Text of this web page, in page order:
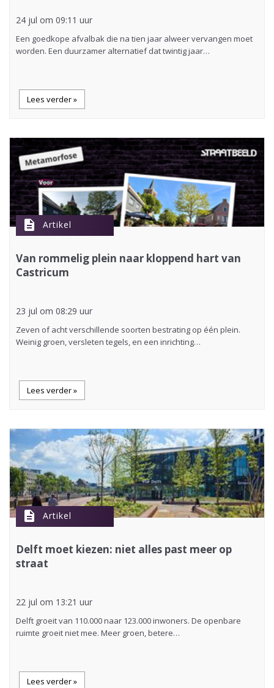
24 jul om 09:11 uur
Een goedkope afvalbak die na tien jaar alweer vervangen moet
worden. Een duurzamer alternatief dat twintig jaar…
Lees verder »
description Artikel
Van rommelig plein naar kloppend hart van
Castricum
23 jul om 08:29 uur
Zeven of acht verschillende soorten bestrating op één plein.
Weinig groen, versleten tegels, en een inrichting…
Lees verder »
description Artikel
Delft moet kiezen: niet alles past meer op
straat
22 jul om 13:21 uur
Delft groeit van 110.000 naar 123.000 inwoners. De openbare
ruimte groeit niet mee. Meer groen, betere…
Lees verder »